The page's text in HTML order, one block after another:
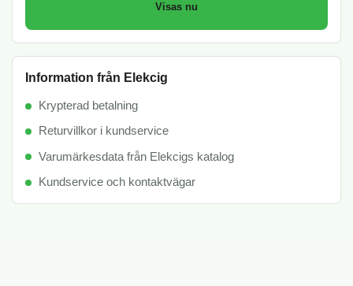
Visas nu
Information från Elekcig
Krypterad betalning
Returvillkor i kundservice
Varumärkesdata från Elekcigs katalog
Kundservice och kontaktvägar